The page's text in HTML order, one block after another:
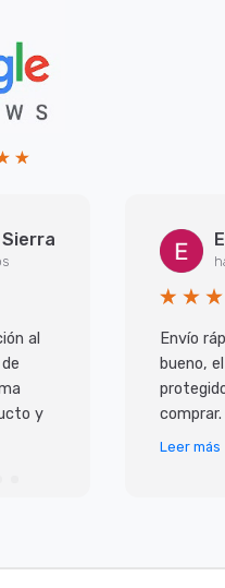
al
y
Envío
bueno,
comprar.
Leer más